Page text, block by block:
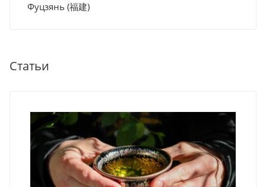
Фуцзянь (福建)
Статьи